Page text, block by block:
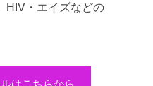
HIV・エイズなどの